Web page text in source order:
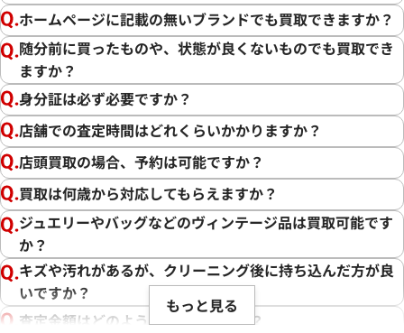
ホームページに記載の無いブランドでも買取できますか？
随分前に買ったものや、状態が良くないものでも買取でき
ますか？
身分証は必ず必要ですか？
店舗での査定時間はどれくらいかかりますか？
店頭買取の場合、予約は可能ですか？
買取は何歳から対応してもらえますか？
ジュエリーやバッグなどのヴィンテージ品は買取可能です
か？
キズや汚れがあるが、クリーニング後に持ち込んだ方が良
いですか？
査定金額はどのように決まりますか？
もっと見る